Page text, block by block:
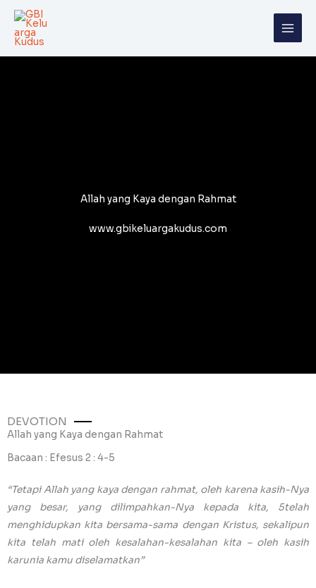
Skip
content
Allah yang Kaya dengan Rahmat
www.gbikeluargakudus.com
DEVOTION
Allah yang Kaya dengan Rahmat
Bacaan : Efesus 2 : 4-5
“Tetapi Allah yang kaya dengan rahmat, oleh karena kasih-Nya
yang besar, yang dilimpahkan-Nya kepada kita, 5telah
menghidupkan kita bersama-sama dengan Kristus, sekalipun
kita telah mati oleh kesalahan-kesalahan kita – oleh kasih
karunia kamu diselamatkan”